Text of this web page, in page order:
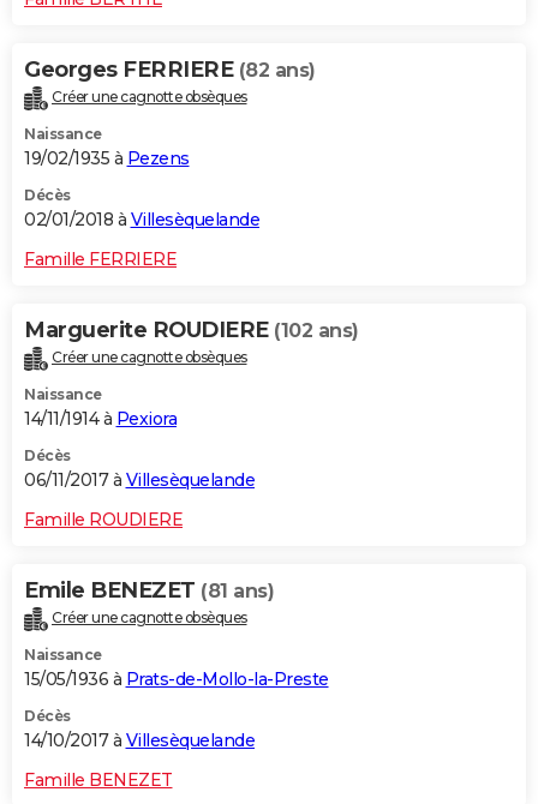
Georges FERRIERE (82 ans)
Créer une cagnotte obsèques
Naissance
19/02/1935 à Pezens
Décès
02/01/2018 à Villesèquelande
Famille FERRIERE
Marguerite ROUDIERE (102 ans)
Créer une cagnotte obsèques
Naissance
14/11/1914 à Pexiora
Décès
06/11/2017 à Villesèquelande
Famille ROUDIERE
Emile BENEZET (81 ans)
Créer une cagnotte obsèques
Naissance
15/05/1936 à Prats-de-Mollo-la-Preste
Décès
14/10/2017 à Villesèquelande
Famille BENEZET